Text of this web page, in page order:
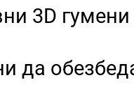
3D
да